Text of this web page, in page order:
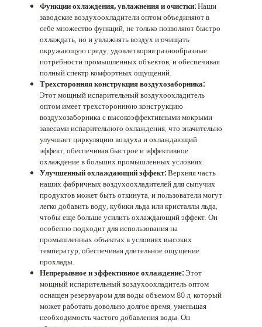
Функции охлаждения, увлажнения и очистки:Наши
заводские воздухоохладители оптом объединяют в
себе множество функций, не только позволяют быстро
охлаждать, но и увлажнять воздух и очищать
окружающую среду, удовлетворяя разнообразные
потребности промышленных объектов, и обеспечивая
полный спектр комфортных ощущений.
Трехсторонняя конструкция воздухозаборника:
Этот мощный испарительный воздухоохладитель
оптом имеет трехстороннюю конструкцию
воздухозаборника с высокоэффективными мокрыми
завесами испарительного охлаждения, что значительно
улучшает циркуляцию воздуха и охлаждающий
эффект, обеспечивая быстрое и эффективное
охлаждение в больших промышленных условиях.
Улучшенный охлаждающий эффект:Верхняя часть
наших фабричных воздухоохладителей для сыпучих
продуктов может быть откинута, и пользователи могут
легко добавить воду, кубики льда или кристаллы льда,
чтобы еще больше усилить охлаждающий эффект. Он
особенно подходит для использования на
промышленных объектах в условиях высоких
температур, обеспечивая длительное ощущение
прохлады.
Непрерывное и эффективное охлаждение:Этот
мощный испарительный воздухоохладитель оптом
оснащен резервуаром для воды объемом 80 л, который
может работать довольно долгое время, уменьшая
необходимость частого добавления воды. Он